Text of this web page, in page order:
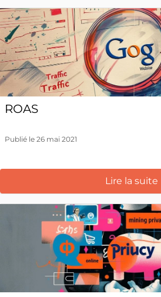
ROAS
Publié le 26 mai 2021
Lire la suite